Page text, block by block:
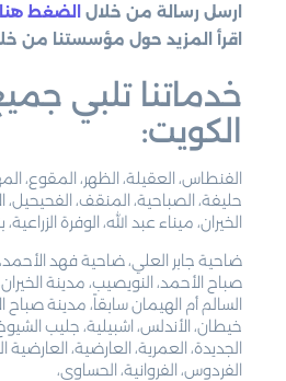
ارسل رسالة من خلال
الضغط هنا
اقرأ المزيد حول مؤسستنا من
خدماتنا تلبي
الكويت:
الفنطاس، العقيلة، الظهر، المقوع،
حليفة، الصباحية، المنقف، الفحيحيل،
الخيران، ميناء عبد الله، الوفرة
ضاحية جابر العلي، ضاحية فهد الأحمد،
صباح الأحمد، النويصيب، مدينة
السالم أم الهيمان سابقاً، مدينة صباح
خيطان، الأندلس، اشبيلية، جليب
الجديدة، العمرية، العارضية، العارضية
الفردوس، الفروانية، الحساوي،